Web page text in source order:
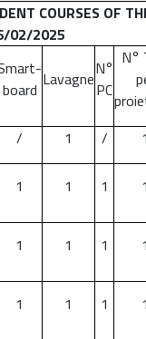
COURSES OF
02/2025
board LavagneN°
PC
N°
/ 1 /
1 1 1
1 1 1
1 1 1